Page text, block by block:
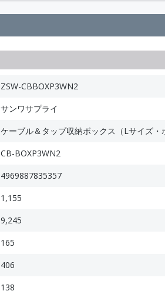
ZSW-CBBOXP3WN2
サンワサプライ
ケーブル＆タップ収納ボックス（Lサイズ・
CB-BOXP3WN2
4969887835357
1,155
9,245
165
406
138